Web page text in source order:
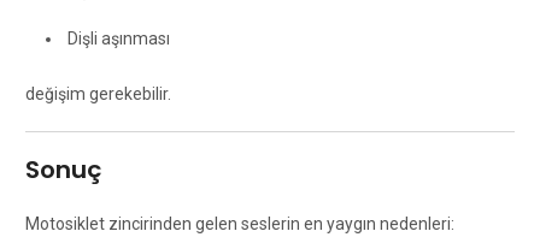
Dişli aşınması
değişim gerekebilir.
Sonuç
Motosiklet zincirinden gelen seslerin en yaygın nedenleri: